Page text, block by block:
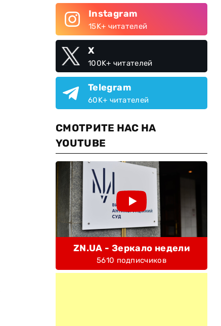
Instagram
15K+ читателей
X
100K+ читателей
Telegram
60K+ читателей
СМОТРИТЕ НАС НА
YOUTUBE
ZN.UA - Зеркало недели
5610 подписчиков